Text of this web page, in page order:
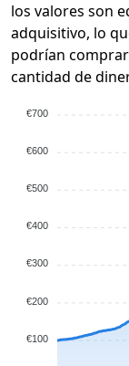
los valores son
adquisitivo, lo
podrían
cantidad de
€700
€600
€500
€400
€300
€200
€100